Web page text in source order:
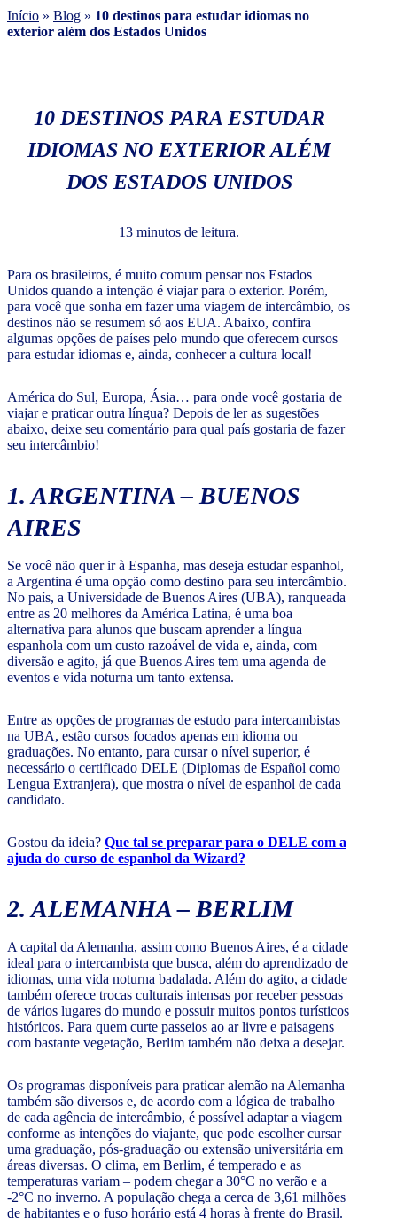
Início » Blog » 10 destinos para estudar idiomas no
exterior além dos Estados Unidos
10 DESTINOS PARA ESTUDAR
IDIOMAS NO EXTERIOR ALÉM
DOS ESTADOS UNIDOS
13 minutos de leitura.
Para os brasileiros, é muito comum pensar nos Estados
Unidos quando a intenção é viajar para o exterior. Porém,
para você que sonha em fazer uma viagem de intercâmbio, os
destinos não se resumem só aos EUA. Abaixo, confira
algumas opções de países pelo mundo que oferecem cursos
para estudar idiomas e, ainda, conhecer a cultura local!
América do Sul, Europa, Ásia… para onde você gostaria de
viajar e praticar outra língua? Depois de ler as sugestões
abaixo, deixe seu comentário para qual país gostaria de fazer
seu intercâmbio!
1. ARGENTINA – BUENOS
AIRES
Se você não quer ir à Espanha, mas deseja estudar espanhol,
a Argentina é uma opção como destino para seu intercâmbio.
No país, a Universidade de Buenos Aires (UBA), ranqueada
entre as 20 melhores da América Latina, é uma boa
alternativa para alunos que buscam aprender a língua
espanhola com um custo razoável de vida e, ainda, com
diversão e agito, já que Buenos Aires tem uma agenda de
eventos e vida noturna um tanto extensa.
Entre as opções de programas de estudo para intercambistas
na UBA, estão cursos focados apenas em idioma ou
graduações. No entanto, para cursar o nível superior, é
necessário o certificado DELE (Diplomas de Español como
Lengua Extranjera), que mostra o nível de espanhol de cada
candidato.
Gostou da ideia? Que tal se preparar para o DELE com a
ajuda do curso de espanhol da Wizard?
2. ALEMANHA – BERLIM
A capital da Alemanha, assim como Buenos Aires, é a cidade
ideal para o intercambista que busca, além do aprendizado de
idiomas, uma vida noturna badalada. Além do agito, a cidade
também oferece trocas culturais intensas por receber pessoas
de vários lugares do mundo e possuir muitos pontos turísticos
históricos. Para quem curte passeios ao ar livre e paisagens
com bastante vegetação, Berlim também não deixa a desejar.
Os programas disponíveis para praticar alemão na Alemanha
também são diversos e, de acordo com a lógica de trabalho
de cada agência de intercâmbio, é possível adaptar a viagem
conforme as intenções do viajante, que pode escolher cursar
uma graduação, pós-graduação ou extensão universitária em
áreas diversas. O clima, em Berlim, é temperado e as
temperaturas variam – podem chegar a 30°C no verão e a
-2°C no inverno. A população chega a cerca de 3,61 milhões
de habitantes e o fuso horário está 4 horas à frente do Brasil.